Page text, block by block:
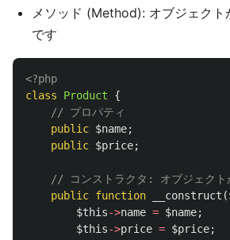
メソッド (Method): オブジェクト
です
<?php
class
Product
{
// プロパティ
public $name;
public $price;
// コンストラクタ: オブジェクト
public function __construct (
$this->name = $name;
$this->price = $price;